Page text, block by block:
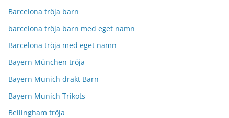
Barcelona tröja barn
barcelona tröja barn med eget namn
Barcelona tröja med eget namn
Bayern München tröja
Bayern Munich drakt Barn
Bayern Munich Trikots
Bellingham tröja